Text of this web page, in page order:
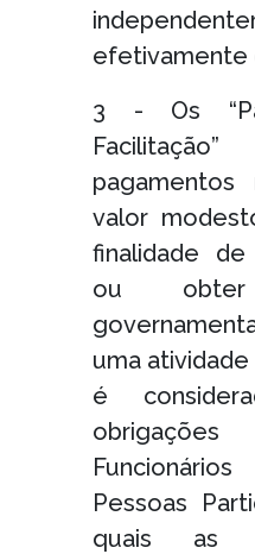
efetivamente
3 - Os
valor
finalidade de
ou
uma
é
Pessoas
quais as